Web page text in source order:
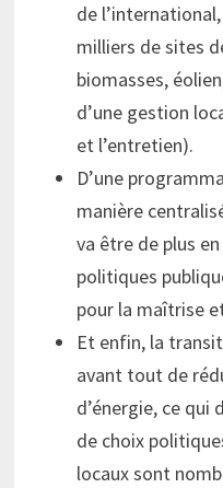
de
milliers de sites
biomasses,
d’une gestion
et l’entretien).
D’une
manière
va être de plus
politiques
pour la maîtrise
Et enfin, la
avant tout de
d’énergie, ce qui
de choix
locaux sont